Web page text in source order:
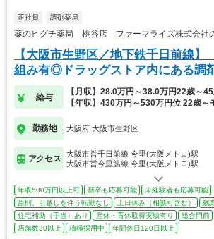
正社員 調剤薬局
薬のヒグチ薬局 桃谷店 ファーマライズ株式会社
【大阪市生野区／地下鉄千日前線
組み有◎ドラッグストア内にある調
給与
【月収】28.0万円～38.0万円22歳～
【年収】430万円～530万円位 22歳～
勤務地 大阪府 大阪市生野区
アクセス
大阪市営千日前線 今里(大阪メトロ)駅
大阪市営今里筋線 今里(大阪メトロ)駅
年収500万円以上可 新卒も応募可能
未経験者も応募可能
原則、引越しを伴う転勤なし
土日休み（相談可含む）
残
住宅補助（手当）あり
産休・育休取得実績有り 総合門前
店舗数30以上
積極採用中 年間休日120日以上